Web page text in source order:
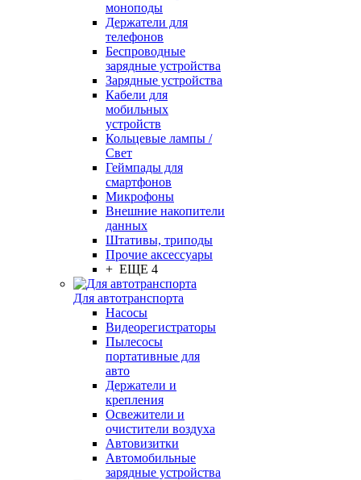
моноподы
Держатели для
телефонов
Беспроводные
зарядные устройства
Зарядные устройства
Кабели для
мобильных
устройств
Кольцевые лампы /
Свет
Геймпады для
смартфонов
Микрофоны
Внешние накопители
данных
Штативы, триподы
Прочие аксессуары
+ ЕЩЕ 4
Для автотранспорта
Насосы
Видеорегистраторы
Пылесосы
портативные для
авто
Держатели и
крепления
Освежители и
очистители воздуха
Автовизитки
Автомобильные
зарядные устройства